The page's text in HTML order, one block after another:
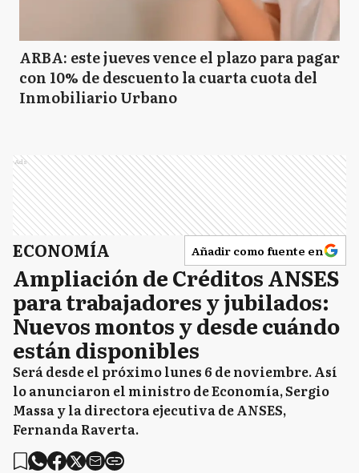
ARBA: este jueves vence el plazo para pagar
con 10% de descuento la cuarta cuota del
Inmobiliario Urbano
Ads
ECONOMÍA Añadir como fuente en
Ampliación de Créditos ANSES
para trabajadores y jubilados:
Nuevos montos y desde cuándo
están disponibles
Será desde el próximo lunes 6 de noviembre. Así
lo anunciaron el ministro de Economía, Sergio
Massa y la directora ejecutiva de ANSES,
Fernanda Raverta.